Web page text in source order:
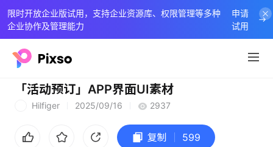
限时开放企业版试用，支持企业资源库、权限管理等多种
企业协作及管理能力
申请
试用
「活动预订」APP界面UI素材
Hilfiger 2025/09/16 2937
复制 599